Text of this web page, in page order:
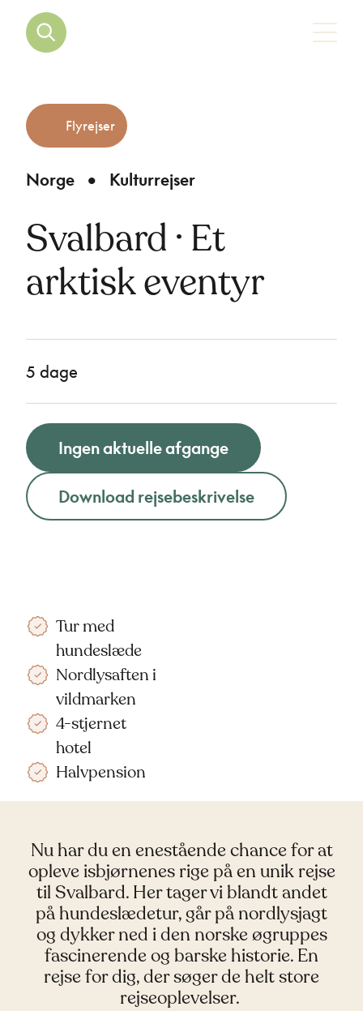
Norge Kulturrejser
Flyrejser
Svalbard · Et
arktisk eventyr
5 dage
Ingen aktuelle afgange
Download rejsebeskrivelse
Tur med
hundeslæde
Nordlysaften i
vildmarken
4-stjernet
hotel
Halvpension
Nu har du en enestående chance for at
opleve isbjørnenes rige på en unik rejse
til Svalbard. Her tager vi blandt andet
på hundeslædetur, går på nordlysjagt
og dykker ned i den norske øgruppes
fascinerende og barske historie. En
rejse for dig, der søger de helt store
rejseoplevelser.